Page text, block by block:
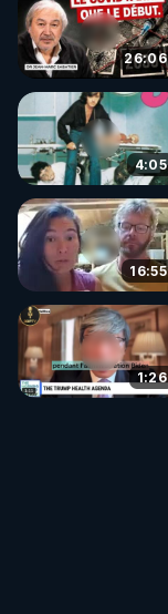
26:06
4:05
16:55
1:26